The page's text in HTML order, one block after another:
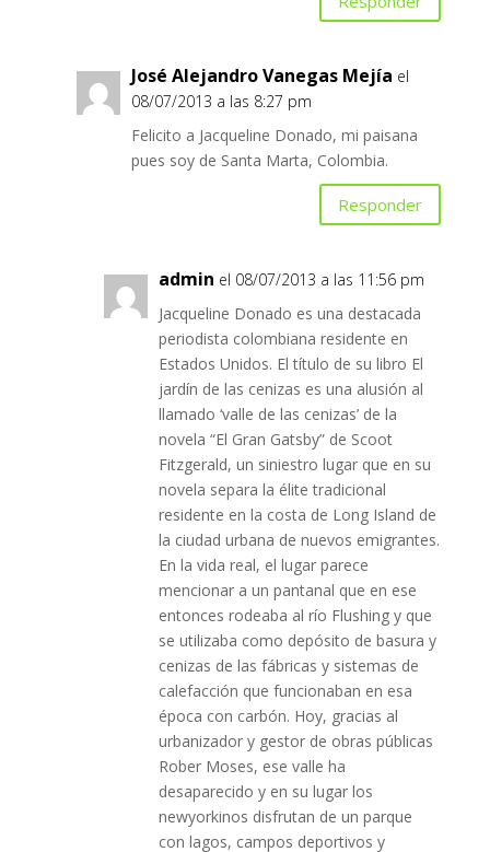
José Alejandro Vanegas Mejía el
08/07/2013 a las 8:27 pm
Felicito a Jacqueline Donado, mi paisana
pues soy de Santa Marta, Colombia.
Responder
admin el 08/07/2013 a las 11:56 pm
Jacqueline Donado es una destacada
periodista colombiana residente en
Estados Unidos. El título de su libro El
jardín de las cenizas es una alusión al
llamado ‘valle de las cenizas’ de la
novela “El Gran Gatsby” de Scoot
Fitzgerald, un siniestro lugar que en su
novela separa la élite tradicional
residente en la costa de Long Island de
la ciudad urbana de nuevos emigrantes.
En la vida real, el lugar parece
mencionar a un pantanal que en ese
entonces rodeaba al río Flushing y que
se utilizaba como depósito de basura y
cenizas de las fábricas y sistemas de
calefacción que funcionaban en esa
época con carbón. Hoy, gracias al
urbanizador y gestor de obras públicas
Rober Moses, ese valle ha
desaparecido y en su lugar los
newyorkinos disfrutan de un parque
con lagos, campos deportivos y